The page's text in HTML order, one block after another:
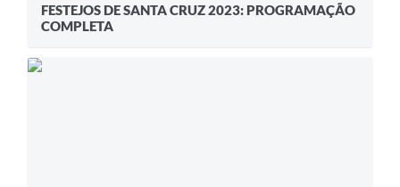
FESTEJOS DE SANTA CRUZ 2023: PROGRAMAÇÃO
COMPLETA